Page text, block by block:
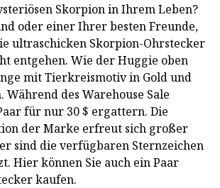
Skorpion in Ihrem Leben?
oder einer Ihrer besten Freunde,
ultraschicken Skorpion-Ohrstecker
entgehen. Wie der Huggie oben
mit Tierkreismotiv in Gold und
des Warehouse Sale
für nur 30 $ ergattern. Die
der Marke erfreut sich großer
sind die verfügbaren Sternzeichen
Hier können Sie auch ein Paar
kaufen.